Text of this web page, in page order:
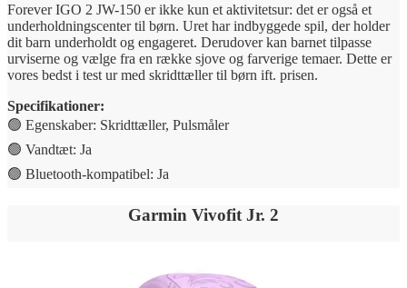
Forever IGO 2 JW-150 er ikke kun et aktivitetsur: det er også et
underholdningscenter til børn. Uret har indbyggede spil, der holder
dit barn underholdt og engageret. Derudover kan barnet tilpasse
urviserne og vælge fra en række sjove og farverige temaer. Dette er
vores bedst i test ur med skridttæller til børn ift. prisen.
Specifikationer:
🟢 Egenskaber: Skridttæller, Pulsmåler
🟢 Vandtæt: Ja
🟢 Bluetooth-kompatibel: Ja
Garmin Vivofit Jr. 2